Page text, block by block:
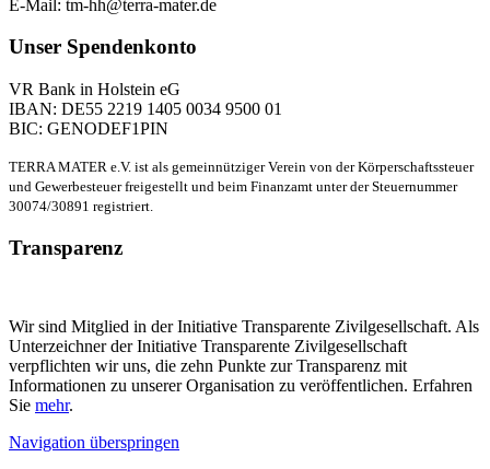
E-Mail: tm-hh@terra-mater.de
Unser Spendenkonto
VR Bank in Holstein eG
IBAN: DE55 2219 1405 0034 9500 01
BIC: GENODEF1PIN
TERRA MATER e.V. ist als gemeinnütziger Verein von der Körperschaftssteuer
und Gewerbesteuer freigestellt und beim Finanzamt unter der Steuernummer
30074/30891 registriert.
Transparenz
Wir sind Mitglied in der Initiative Transparente Zivilgesellschaft. Als
Unterzeichner der Initiative Transparente Zivilgesellschaft
verpflichten wir uns, die zehn Punkte zur Transparenz mit
Informationen zu unserer Organisation zu veröffentlichen. Erfahren
Sie mehr.
Navigation überspringen